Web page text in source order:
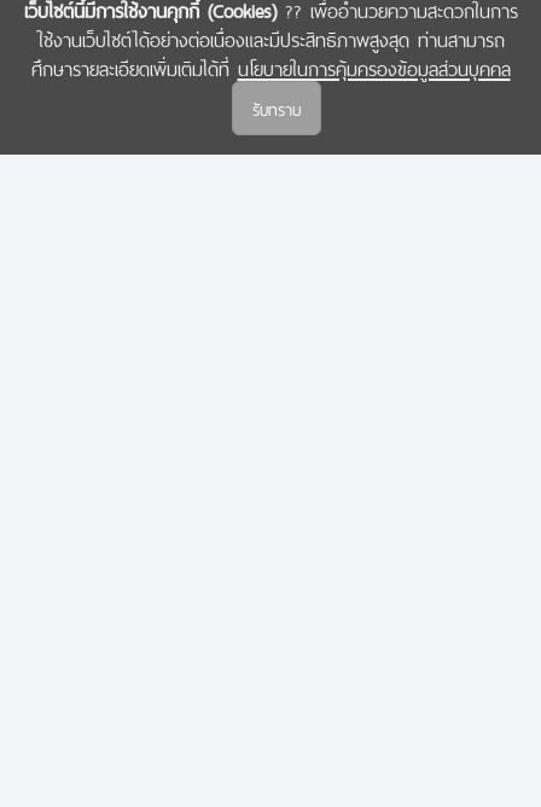
เว็บไซต์นี้มีการใช้งานคุกกี้ (Cookies)?? เพื่ออำนวยความสะดวกในการ
ใช้งานเว็บไซต์ได้อย่างต่อเนื่องและมีประสิทธิภาพสูงสุด ท่านสามารถ
ศึกษารายละเอียดเพิ่มเติมได้ที่ นโยบายในการคุ้มครองข้อมูลส่วนบุคคล
รับทราบ
COPYRIGHT © 2022 สำนักงานคณะกรรมการส่งเสริมวิทยาศาสตร์ วิจัยและนวัตกรรม
(สกสว.)
นโยบายในการคุ้มครองข้อมูลส่วนบุคคล